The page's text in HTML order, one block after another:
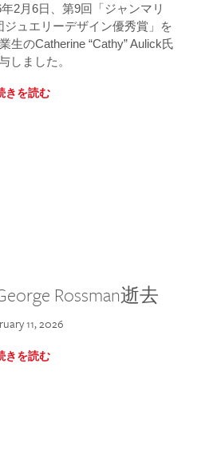
2月6日、第9回「ジャンマリ
ュエリーデザイン優秀賞」を
生のCatherine “Cathy” Aulick氏
しました。
きを読む
Rossman逝去
11, 2026
きを読む